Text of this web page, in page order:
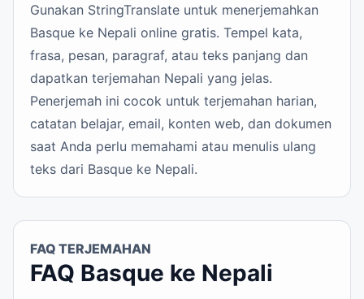
Gunakan StringTranslate untuk menerjemahkan
Basque ke Nepali online gratis. Tempel kata,
frasa, pesan, paragraf, atau teks panjang dan
dapatkan terjemahan Nepali yang jelas.
Penerjemah ini cocok untuk terjemahan harian,
catatan belajar, email, konten web, dan dokumen
saat Anda perlu memahami atau menulis ulang
teks dari Basque ke Nepali.
FAQ TERJEMAHAN
FAQ Basque ke Nepali